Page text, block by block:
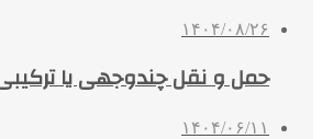
۱۴۰۴/۰۸/۲۶
حمل و نقل چندوجهی یا
۱۴۰۴/۰۶/۱۱